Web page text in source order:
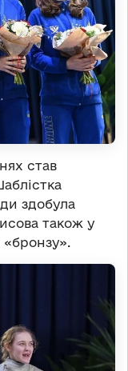
став
здобула
також у